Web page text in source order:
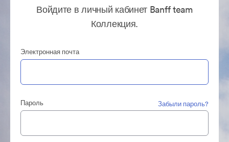
Войдите в личный кабинет Banff team
Коллекция.
Электронная почта
Пароль Забыли пароль?